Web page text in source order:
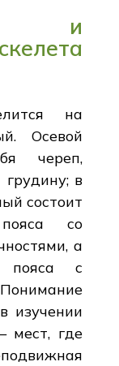
и
на
Осевой
череп,
в
состоит
со
а
пояса с
изучении
мест, где